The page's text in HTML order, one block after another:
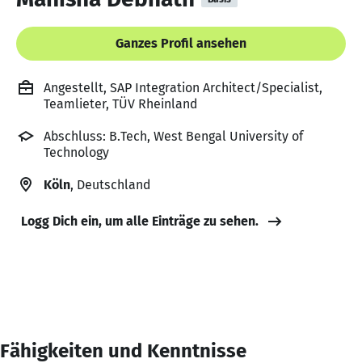
Ganzes Profil ansehen
Angestellt, SAP Integration Architect/Specialist,
Teamlieter, TÜV Rheinland
Abschluss: B.Tech, West Bengal University of
Technology
Köln, Deutschland
Logg Dich ein, um alle Einträge zu sehen.
Fähigkeiten und Kenntnisse